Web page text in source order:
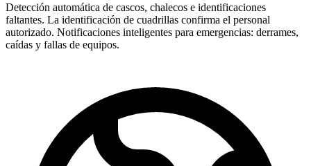
Detección automática de cascos, chalecos e identificaciones
faltantes. La identificación de cuadrillas confirma el personal
autorizado. Notificaciones inteligentes para emergencias: derrames,
caídas y fallas de equipos.